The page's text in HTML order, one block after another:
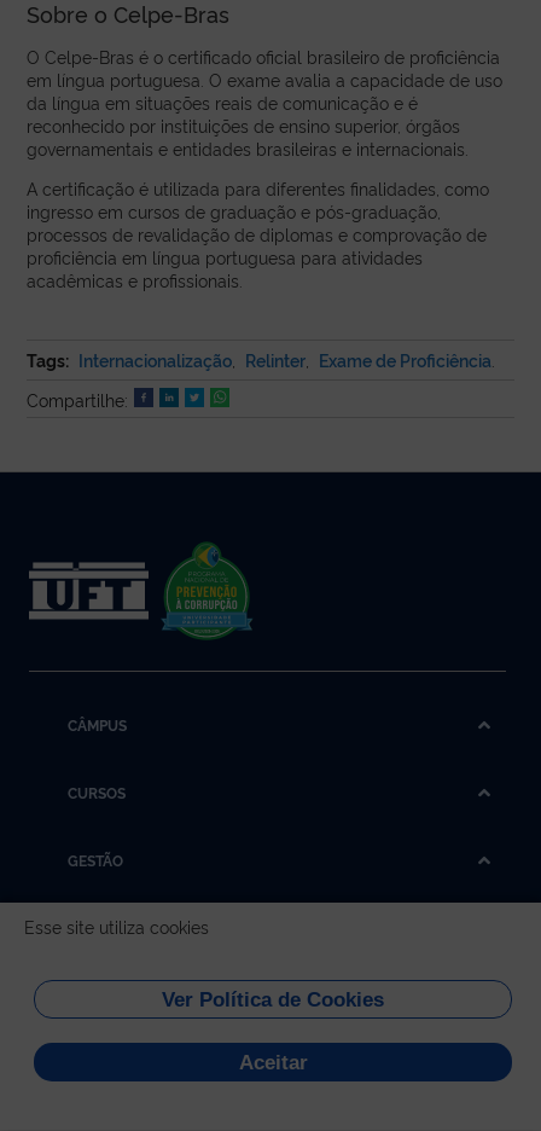
Sobre o Celpe-Bras
O Celpe-Bras é o certificado oficial brasileiro de proficiência
em língua portuguesa. O exame avalia a capacidade de uso
da língua em situações reais de comunicação e é
reconhecido por instituições de ensino superior, órgãos
governamentais e entidades brasileiras e internacionais.
A certificação é utilizada para diferentes finalidades, como
ingresso em cursos de graduação e pós-graduação,
processos de revalidação de diplomas e comprovação de
proficiência em língua portuguesa para atividades
acadêmicas e profissionais.
Tags: Internacionalização Relinter Exame de Proficiência
Compartilhe:
Esse site utiliza cookies
Ver Política de Cookies
Aceitar
CÂMPUS
CURSOS
GESTÃO
Universidade Federal do
Tocantins
Todo conteúdo do site está publicado sob a licençaCreative